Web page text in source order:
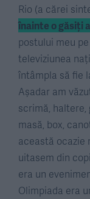
Rio (a cărei
înainte o găsiți
postului meu pe
televiziunea
întâmpla să fie
Așadar am
scrimă,
masă, box,
această ocazie
uitasem din
era un
Olimpiada era